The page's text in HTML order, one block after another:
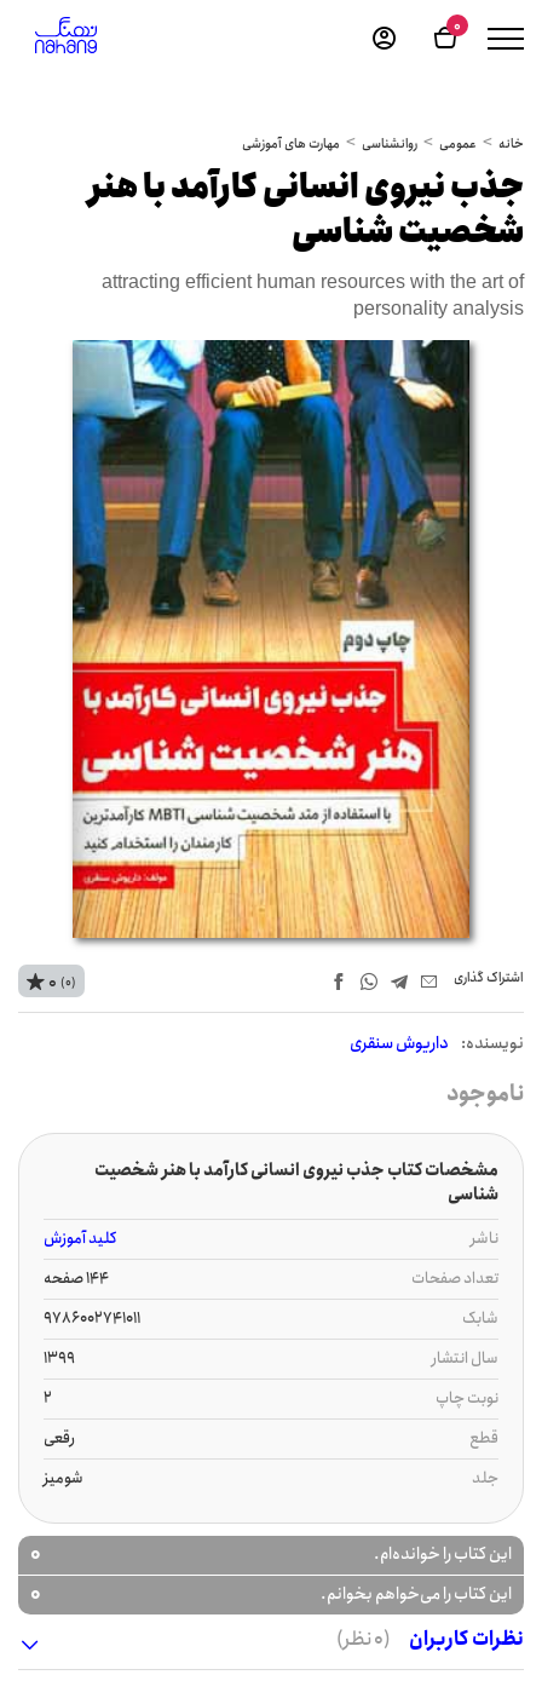
0
خانه عمومی روانشناسی مهارت های آموزشی
جذب نیروی انسانی کارآمد با هنر
شخصیت شناسی
attracting efficient human resources with the art of
personality analysis
اشتراک‌ گذاری
نويسنده: داریوش سنقری
0 (0)
ناموجود
مشخصات کتاب جذب نیروی انسانی کارآمد با هنر شخصیت
شناسی
ناشر
کلید آموزش
تعداد صفحات
144 صفحه
شابک
9786002741011
سال انتشار
1399
نوبت چاپ
2
قطع
رقعی
جلد
شومیز
این کتاب را خوانده‌ام. 0
این کتاب را می‌خواهم بخوانم.
0
نظرات کاربران
(0 نظر)